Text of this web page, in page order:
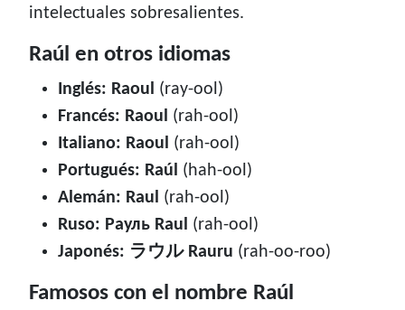
intelectuales sobresalientes.
Raúl en otros idiomas
Inglés: Raoul (ray-ool)
Francés: Raoul (rah-ool)
Italiano: Raoul (rah-ool)
Portugués: Raúl (hah-ool)
Alemán: Raul (rah-ool)
Ruso: Рауль Raul (rah-ool)
Japonés: ラウル Rauru (rah-oo-roo)
Famosos con el nombre Raúl